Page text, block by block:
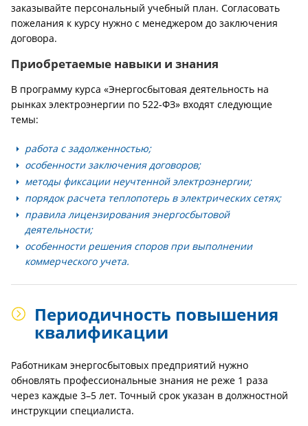
заказывайте персональный учебный план. Согласовать
пожелания к курсу нужно с менеджером до заключения
договора.
Приобретаемые навыки и знания
В программу курса «Энергосбытовая деятельность на
рынках электроэнергии по 522-ФЗ» входят следующие
темы:
работа с задолженностью;
особенности заключения договоров;
методы фиксации неучтенной электроэнергии;
порядок расчета теплопотерь в электрических сетях;
правила лицензирования энергосбытовой
деятельности;
особенности решения споров при выполнении
коммерческого учета.
Периодичность повышения
квалификации
Работникам энергосбытовых предприятий нужно
обновлять профессиональные знания не реже 1 раза
через каждые 3–5 лет. Точный срок указан в должностной
инструкции специалиста.